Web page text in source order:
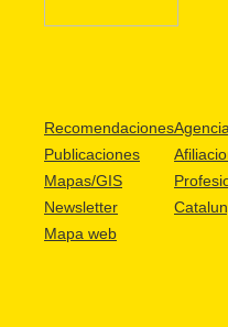
Recomendaciones
Publicaciones
Mapas/GIS
Newsletter
Mapa web